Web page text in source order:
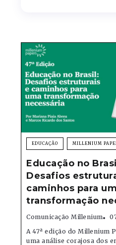
EDUCAÇÃO MILLENIUM
Educação no
Desafios
caminhos para
transformação
Comunicação Millenium
A 47ª edição do Millenium
uma análise corajosa dos